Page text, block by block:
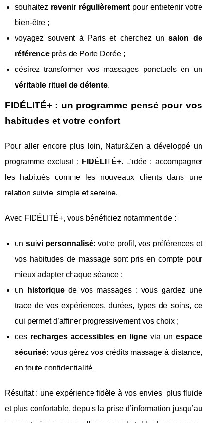
souhaitez revenir régulièrementpour entretenir votre
bien-être ;
voyagez souvent à Paris et cherchez unsalon de
référence près de Porte Dorée ;
désirez transformer vos massages ponctuels en un
véritable rituel de détente.
FIDÉLITÉ+ : un programme pensé pour vos
habitudes et votre confort
Pour aller encore plus loin, Natur&Zen a développé un
programme exclusif : FIDÉLITÉ+. L’idée : accompagner
les habitués comme les nouveaux clients dans une
relation suivie, simple et sereine.
Avec FIDÉLITÉ+, vous bénéficiez notamment de :
un suivi personnalisé: votre profil, vos préférences et
vos habitudes de massage sont pris en compte pour
mieux adapter chaque séance ;
un
historiquede vos massages : vous gardez une
trace de vos expériences, durées, types de soins, ce
qui permet d’affiner progressivement vos choix ;
des recharges accessibles en ligne via un espace
sécurisé: vous gérez vos crédits massage à distance,
en toute confidentialité.
Résultat : une expérience fidèle à vos envies, plus fluide
et plus confortable, depuis la prise d’information jusqu’au